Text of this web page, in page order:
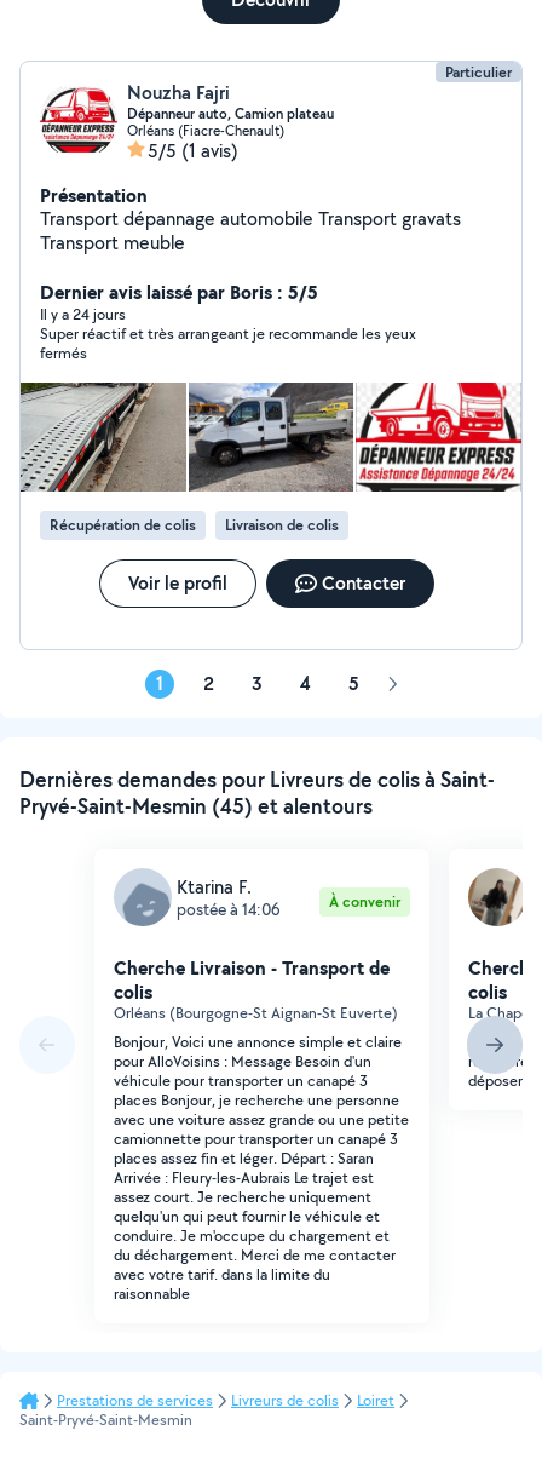
Particulier
Nouzha Fajri
Dépanneur auto, Camion plateau
Orléans (Fiacre-Chenault)
5/5 (1 avis)
Présentation
Transport dépannage automobile Transport gravats
Transport meuble
Dernier avis laissé par Boris : 5/5
Il y a 24 jours
Super réactif et très arrangeant je recommande les yeux
fermés
Récupération de colis Livraison de colis
Voir le profil Contacter
1 2 3 4 5 Page
Dernières demandes pour Livreurs de colis à Saint-
Pryvé-Saint-Mesmin (45) et alentours
Ktarina F.
postée à 14:06 À convenir
Cherche Livraison - Transport de
colis
Orléans (Bourgogne-St Aignan-St Euverte)
Bonjour, Voici une annonce simple et claire
pour AlloVoisins : Message Besoin d'un
véhicule pour transporter un canapé 3
places Bonjour, je recherche une personne
avec une voiture assez grande ou une petite
camionnette pour transporter un canapé 3
places assez fin et léger. Départ : Saran
Arrivée : Fleury-les-Aubrais Le trajet est
assez court. Je recherche uniquement
quelqu'un qui peut fournir le véhicule et
conduire. Je m'occupe du chargement et
du déchargement. Merci de me contacter
avec votre tarif. dans la limite du
raisonnable
colis
La
Bonjour,
récupère
déposer
Prestations de services Livreurs de colis
Loiret
Saint-Pryvé-Saint-Mesmin